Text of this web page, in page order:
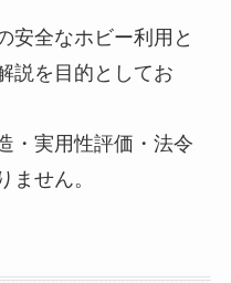
安全なホビー利用と
説を目的としてお
・実用性評価・法令
ません。